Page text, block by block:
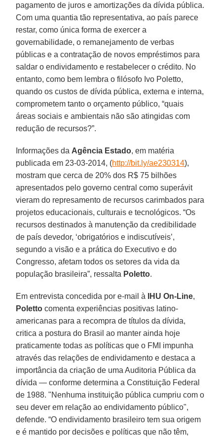
pagamento de juros e amortizações da dívida pública.
Com uma quantia tão representativa, ao país parece
restar, como única forma de exercer a
governabilidade, o remanejamento de verbas
públicas e a contratação de novos empréstimos para
saldar o endividamento e restabelecer o crédito. No
entanto, como bem lembra o filósofo Ivo Poletto,
quando os custos de dívida pública, externa e interna,
comprometem tanto o orçamento público, “quais
áreas sociais e ambientais não são atingidas com
redução de recursos?”.
Informações da Agência Estado, em matéria
publicada em 23-03-2014, (http://bit.ly/ae230314),
mostram que cerca de 20% dos R$ 75 bilhões
apresentados pelo governo central como superávit
vieram do represamento de recursos carimbados para
projetos educacionais, culturais e tecnológicos. “Os
recursos destinados à manutenção da credibilidade
de país devedor, ‘obrigatórios e indiscutíveis’,
segundo a visão e a prática do Executivo e do
Congresso, afetam todos os setores da vida da
população brasileira”, ressalta Poletto.
Em entrevista concedida por e-mail à IHU On-Line,
Poletto comenta experiências positivas latino-
americanas para a recompra de títulos da dívida,
critica a postura do Brasil ao manter ainda hoje
praticamente todas as políticas que o FMI impunha
através das relações de endividamento e destaca a
importância da criação de uma Auditoria Pública da
dívida — conforme determina a Constituição Federal
de 1988. "Nenhuma instituição pública cumpriu com o
seu dever em relação ao endividamento público",
defende. “O endividamento brasileiro tem sua origem
e é mantido por decisões e políticas que não têm,